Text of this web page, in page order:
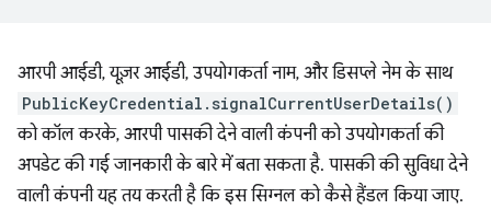
आरपी आईडी, यूज़र आईडी, उपयोगकर्ता नाम, और डिसप्ले नेम के साथ
PublicKeyCredential.signalCurrentUserDetails()
को कॉल करके, आरपी पासकी देने वाली कंपनी को उपयोगकर्ता की
अपडेट की गई जानकारी के बारे में बता सकता है. पासकी की सुविधा देने
वाली कंपनी यह तय करती है कि इस सिग्नल को कैसे हैंडल किया जाए.